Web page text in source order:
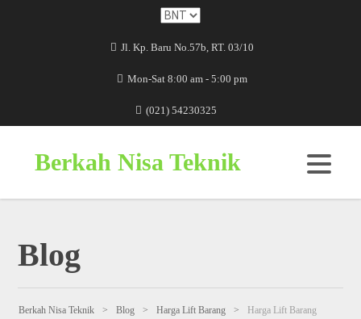
Jl. Kp. Baru No.57b, RT. 03/10
Mon-Sat 8:00 am - 5:00 pm
(021) 54230325
Berkah Nisa Teknik
Blog
Berkah Nisa Teknik > Blog > Harga Lift Barang >
Harga Lift Barang